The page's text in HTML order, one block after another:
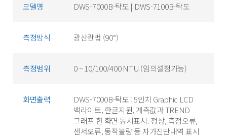
모델명 DWS-7000B-탁도 | DWS-7100B-탁도
측정방식 광산란법 (90°)
측정범위 0 ~ 10/100/400 NTU (임의설정가능)
화면출력
DWS-7000B-탁도 : 5인치 Graphic LCD
백라이트, 한글지원, 계측값과 TREND
그래프 한 화면 동시표시. 정상, 측정오류,
센서오류, 동작불량 등 자가진단내역 표시